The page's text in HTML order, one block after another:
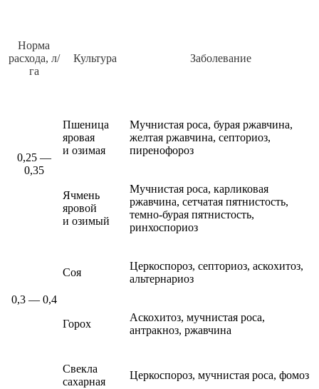
Норма
расхода, л/
га
Культура Заболевание
0,25 —
0,35
Пшеница
яровая
и озимая
Мучнистая роса, бурая ржавчина,
желтая ржавчина, септориоз,
пиренофороз
Ячмень
яровой
и озимый
Мучнистая роса, карликовая
ржавчина, сетчатая пятнистость,
темно-бурая пятнистость,
ринхоспориоз
0,3 — 0,4
Соя
Церкоспороз, септориоз, аскохитоз,
альтернариоз
Горох
Аскохитоз, мучнистая роса,
антракноз, ржавчина
Свекла
сахарная
Церкоспороз, мучнистая роса, фомоз